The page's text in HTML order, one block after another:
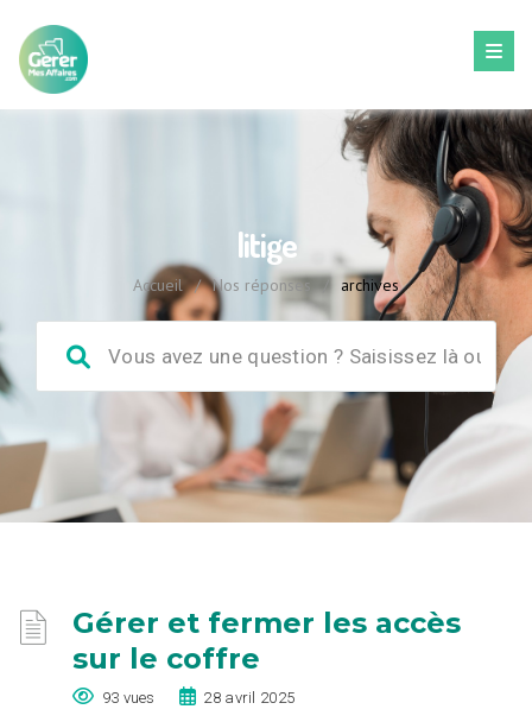
litige
Accueil / Nos réponses archives
Gérer et fermer les accès
sur le coffre
93 vues 28 avril 2025